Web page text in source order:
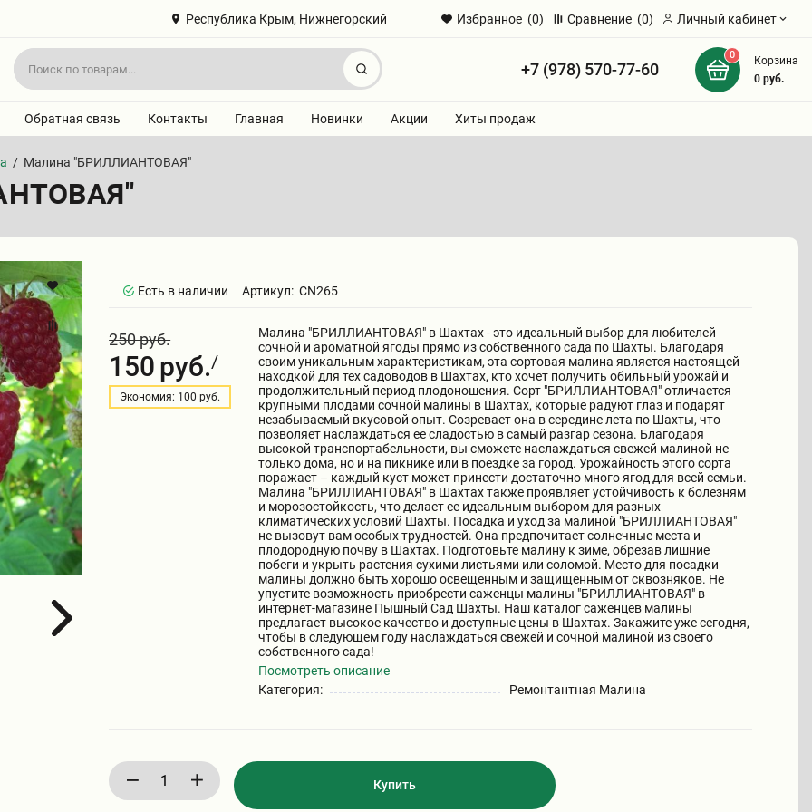
Республика Крым, Нижнегорский Избранное (0) Сравнение (0) Личный кабинет
Найти +7 (978) 570-77-60
0
Корзина
0руб.
Обратная связь Контакты Главная Новинки Акции Хиты продаж
/ Малина "БРИЛЛИАНТОВАЯ"
Есть в наличии Артикул: CN265
250 руб.
150 руб./
Экономия: 100 руб.
Малина "БРИЛЛИАНТОВАЯ" в Шахтах - это идеальный выбор для любителей
сочной и ароматной ягоды прямо из собственного сада по Шахты. Благодаря
своим уникальным характеристикам, эта сортовая малина является настоящей
находкой для тех садоводов в Шахтах, кто хочет получить обильный урожай и
продолжительный период плодоношения. Сорт "БРИЛЛИАНТОВАЯ" отличается
крупными плодами сочной малины в Шахтах, которые радуют глаз и подарят
незабываемый вкусовой опыт. Созревает она в середине лета по Шахты, что
позволяет наслаждаться ее сладостью в самый разгар сезона. Благодаря
высокой транспортабельности, вы сможете наслаждаться свежей малиной не
только дома, но и на пикнике или в поездке за город. Урожайность этого сорта
поражает – каждый куст может принести достаточно много ягод для всей семьи.
Малина "БРИЛЛИАНТОВАЯ" в Шахтах также проявляет устойчивость к болезням
и морозостойкость, что делает ее идеальным выбором для разных
климатических условий Шахты. Посадка и уход за малиной "БРИЛЛИАНТОВАЯ"
не вызовут вам особых трудностей. Она предпочитает солнечные места и
плодородную почву в Шахтах. Подготовьте малину к зиме, обрезав лишние
побеги и укрыть растения сухими листьями или соломой. Место для посадки
малины должно быть хорошо освещенным и защищенным от сквозняков. Не
упустите возможность приобрести саженцы малины "БРИЛЛИАНТОВАЯ" в
интернет-магазине Пышный Сад Шахты. Наш каталог саженцев малины
предлагает высокое качество и доступные цены в Шахтах. Закажите уже сегодня,
чтобы в следующем году наслаждаться свежей и сочной малиной из своего
собственного сада!
Посмотреть описание
Категория:
Ремонтантная Малина
Купить